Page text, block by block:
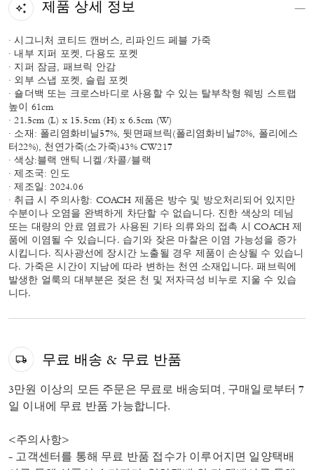
제품 상세 정보
· 시그니처 코티드 캔버스, 리파인드 페블 가죽
· 내부 지퍼 포켓, 다용도 포켓
· 지퍼 잠금, 패브릭 안감
· 외부 스냅 포켓, 슬립 포켓
· 숄더백 또는 크로스바디로 사용할 수 있는 탈부착형 웨빙 스트랩
높이 61cm
· 21.5cm (L) x 15.5cm (H) x 6.5cm (W)
· 소재: 폴리염화비닐57%, 뒷면패브릭(폴리염화비닐78%, 폴리에스
터22%), 천연가죽(소가죽)43% CW217
· 색상:블랙 앤틱 니켈/차콜/블랙
· 제조국: 인도
· 제조일: 2024.06
· 취급 시 주의사항: COACH 제품은 방수 및 방오처리되어 있지만
수분이나 오염을 완벽하게 차단할 수 없습니다. 진한 색상의 데님
또는 대량의 안료 염료가 사용된 기타 의류와의 접촉 시 COACH 제
품에 이염될 수 있습니다. 습기와 잦은 마찰은 이염 가능성을 증가
시킵니다. 직사광선에 장시간 노출될 경우 제품이 손상될 수 있습니
다. 가죽은 시간이 지남에 따라 변하는 천연 소재입니다. 패브릭에
발생한 얼룩의 대부분은 젖은 천 및 저자극성 비누로 지울 수 있습
니다.
무료 배송 & 무료 반품
3만원 이상의 모든 주문은 무료로 배송되며, 구매일로부터 7
일 이내에 무료 반품 가능합니다.
<주의사항>
- 고객센터를 통해 무료 반품 접수가 이루어지면 일양택배